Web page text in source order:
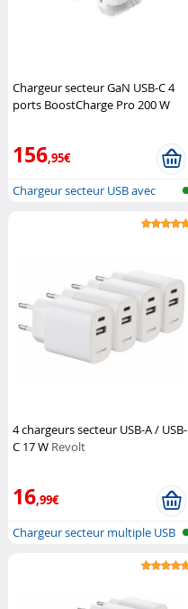
Chargeur secteur GaN USB-C 4
ports BoostCharge Pro 200 W
156,95€
Chargeur secteur USB avec
4 chargeurs secteur USB-A / USB-
C 17 W Revolt
16,99€
Chargeur secteur multiple USB